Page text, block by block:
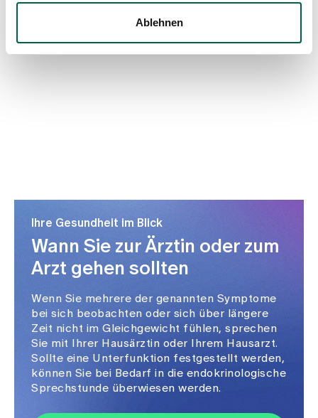
Ablehnen
Ihre Gesundheit im Blick
Wann Sie zur Ärztin oder zum
Arzt gehen sollten
Wenn Sie mehrere der genannten Symptome
bei sich beobachten oder sich über längere
Zeit nicht im Gleichgewicht fühlen, sprechen
Sie mit Ihrer Hausärztin oder Ihrem Hausarzt.
Sollte eine Unterfunktion festgestellt werden,
können Sie bei Bedarf in die endokrinologische
Sprechstunde überwiesen werden.